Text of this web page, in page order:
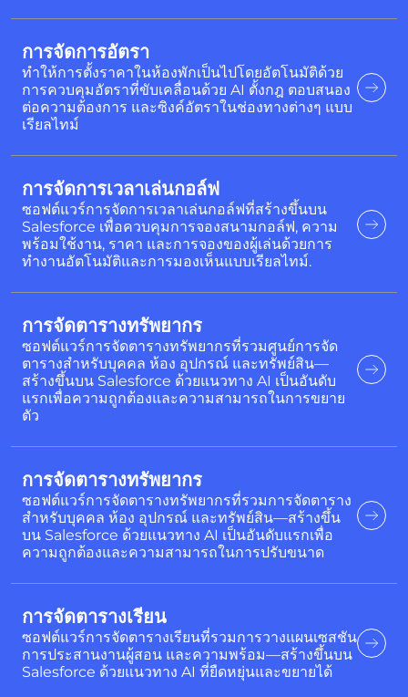
การจัดการอัตรา
ทำให้การตั้งราคาในห้องพักเป็นไปโดยอัตโนมัติด้วย
การควบคุมอัตราที่ขับเคลื่อนด้วย AI ตั้งกฎ ตอบสนอง
ต่อความต้องการ และซิงค์อัตราในช่องทางต่างๆ แบบ
เรียลไทม์
การจัดการเวลาเล่นกอล์ฟ
ซอฟต์แวร์การจัดการเวลาเล่นกอล์ฟที่สร้างขึ้นบน
Salesforce เพื่อควบคุมการจองสนามกอล์ฟ, ความ
พร้อมใช้งาน, ราคา และการจองของผู้เล่นด้วยการ
ทำงานอัตโนมัติและการมองเห็นแบบเรียลไทม์.
การจัดตารางทรัพยากร
ซอฟต์แวร์การจัดตารางทรัพยากรที่รวมศูนย์การจัด
ตารางสำหรับบุคคล ห้อง อุปกรณ์ และทรัพย์สิน—
สร้างขึ้นบน Salesforce ด้วยแนวทาง AI เป็นอันดับ
แรกเพื่อความถูกต้องและความสามารถในการขยาย
ตัว
การจัดตารางทรัพยากร
ซอฟต์แวร์การจัดตารางทรัพยากรที่รวมการจัดตาราง
สำหรับบุคคล ห้อง อุปกรณ์ และทรัพย์สิน—สร้างขึ้น
บน Salesforce ด้วยแนวทาง AI เป็นอันดับแรกเพื่อ
ความถูกต้องและความสามารถในการปรับขนาด
การจัดตารางเรียน
ซอฟต์แวร์การจัดตารางเรียนที่รวมการวางแผนเซสชัน
การประสานงานผู้สอน และความพร้อม—สร้างขึ้นบน
Salesforce ด้วยแนวทาง AI ที่ยืดหยุ่นและขยายได้